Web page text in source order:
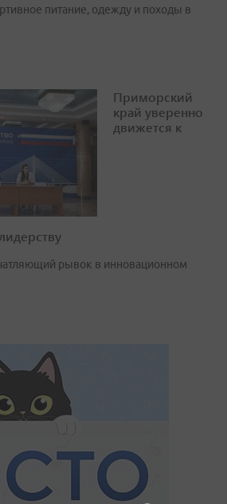
питание, одежду и походы в
Приморский
край уверенно
движется к
рывок в инновационном